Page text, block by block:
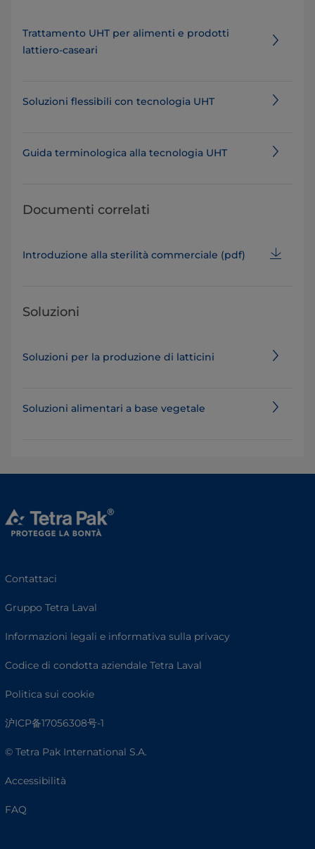
Trattamento UHT per alimenti e prodotti
lattiero-caseari​
Soluzioni flessibili con tecnologia UHT
Guida terminologica alla tecnologia UHT
Documenti correlati
Introduzione alla sterilità commerciale (pdf)
Soluzioni
Soluzioni per la produzione di latticini
Soluzioni alimentari a base vegetale
Contattaci
Gruppo Tetra Laval
Informazioni legali e informativa sulla privacy
Codice di condotta aziendale Tetra Laval
Politica sui cookie
沪ICP备17056308号-1
© Tetra Pak International S.A.
Accessibilità
FAQ